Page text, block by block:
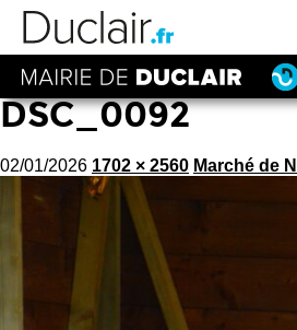
DSC_0092
02/01/2026 1702 × 2560 Marché de